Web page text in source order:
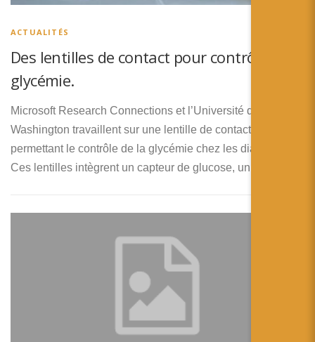
ACTUALITÉS
Des lentilles de contact pour contrôler la
glycémie.
Microsoft Research Connections et l’Université de
Washington travaillent sur une lentille de contact
permettant le contrôle de la glycémie chez les diabétiques.
Ces lentilles intègrent un capteur de glucose, un …